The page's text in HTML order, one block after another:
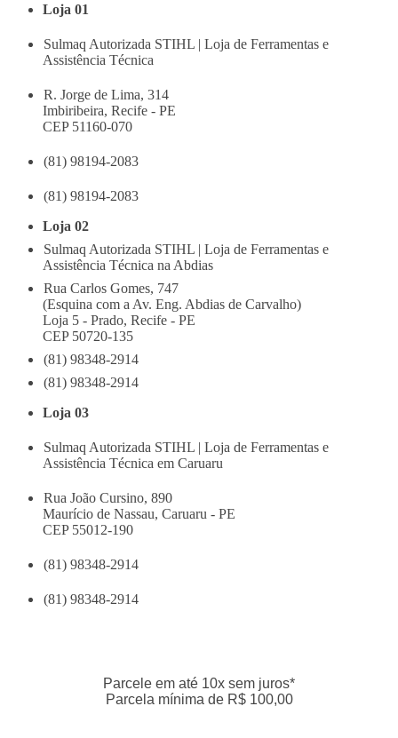
Loja 01
Sulmaq Autorizada STIHL | Loja de Ferramentas e
Assistência Técnica
R. Jorge de Lima, 314
Imbiribeira, Recife - PE
CEP 51160-070
(81) 98194-2083
(81) 98194-2083
Loja 02
Sulmaq Autorizada STIHL | Loja de Ferramentas e
Assistência Técnica na Abdias
Rua Carlos Gomes, 747
(Esquina com a Av. Eng. Abdias de Carvalho)
Loja 5 - Prado, Recife - PE
CEP 50720-135
(81) 98348-2914
(81) 98348-2914
Loja 03
Sulmaq Autorizada STIHL | Loja de Ferramentas e
Assistência Técnica em Caruaru
Rua João Cursino, 890
Maurício de Nassau, Caruaru - PE
CEP 55012-190
(81) 98348-2914
(81) 98348-2914
Parcele em até 10x sem juros*
Parcela mínima de R$ 100,00